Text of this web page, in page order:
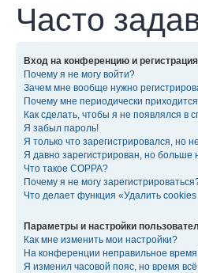
Часто
Вход на конференцию и регистрация
Почему я не могу войти?
Зачем мне вообще нужно
Почему мне периодически
Как сделать, чтобы я не появлялся в
Я забыл пароль!
Я только что зарегистрировался, но
Я давно зарегистрирован, но больше
Что такое COPPA?
Почему я не могу
Что делает функция «Удалить
Параметры и настройки
Как мне изменить мои настройки?
На конференции неправильное
Я изменил часовой пояс, но время